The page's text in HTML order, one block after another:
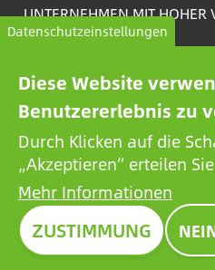
UNTERNEHMEN MIT HOHER
Das BCP Rating© ist
Algorithmus, der aus über
Unternehmen auswählt
Bild
Datenschutzeinstellungen
Diese Website
Benutzererlebnis zu
Durch Klicken auf die
„Akzeptieren“ erteilen
Mehr Informationen
ZUSTIMMUNG